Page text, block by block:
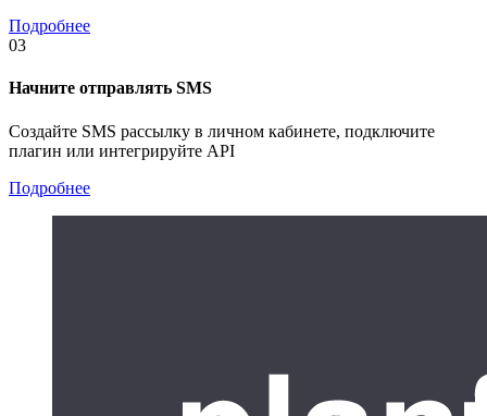
Подробнее
03
Начните отправлять SMS
Создайте SMS рассылку в личном кабинете, подключите
плагин или интегрируйте API
Подробнее